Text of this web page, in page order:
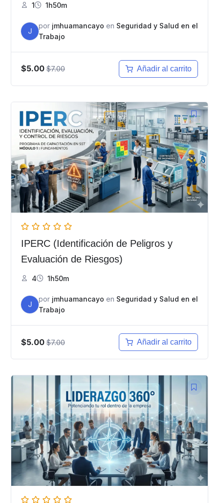
1 1h50m
J
por jmhuamancayo en Seguridad y Salud en el
Trabajo
$5.00 $7.00 Añadir al carrito
IPERC (Identificación de Peligros y
Evaluación de Riesgos)
4 1h50m
J
por jmhuamancayo en Seguridad y Salud en el
Trabajo
$5.00 $7.00 Añadir al carrito